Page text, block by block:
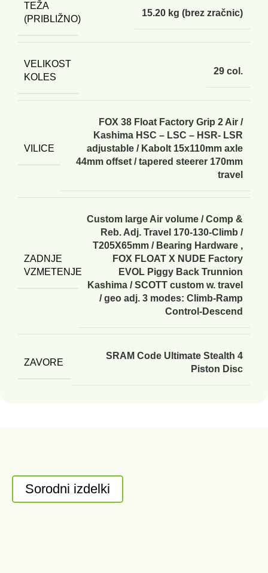
TEŽA
(PRIBLIŽNO)
15.20 kg (brez zračnic)
VELIKOST
KOLES
29 col.
VILICE
FOX 38 Float Factory Grip 2 Air /
Kashima HSC – LSC – HSR- LSR
adjustable / Kabolt 15x110mm axle
44mm offset / tapered steerer 170mm
travel
ZADNJE
VZMETENJE
Custom large Air volume / Comp &
Reb. Adj. Travel 170-130-Climb /
T205X65mm / Bearing Hardware ,
FOX FLOAT X NUDE Factory
EVOL Piggy Back Trunnion
Kashima / SCOTT custom w. travel
/ geo adj. 3 modes: Climb-Ramp
Control-Descend
ZAVORE
SRAM Code Ultimate Stealth 4
Piston Disc
Sorodni izdelki